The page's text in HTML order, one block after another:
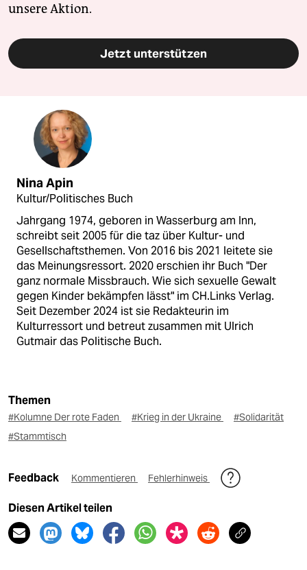
unsere Aktion.
Jetzt unterstützen
Nina Apin
Kultur/Politisches Buch
Jahrgang 1974, geboren in Wasserburg am Inn,
schreibt seit 2005 für die taz über Kultur- und
Gesellschaftsthemen. Von 2016 bis 2021 leitete sie
das Meinungsressort. 2020 erschien ihr Buch "Der
ganz normale Missbrauch. Wie sich sexuelle Gewalt
gegen Kinder bekämpfen lässt" im CH.Links Verlag.
Seit Dezember 2024 ist sie Redakteurin im
Kulturressort und betreut zusammen mit Ulrich
Gutmair das Politische Buch.
Themen
#Kolumne Der rote Faden #Krieg in der Ukraine
#Solidarität
#Stammtisch
Feedback Kommentieren Fehlerhinweis
Diesen Artikel teilen